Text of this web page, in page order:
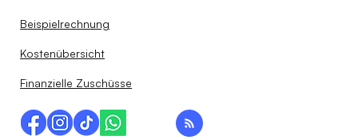
Beispielrechnung
Kostenübersicht
Finanzielle Zuschüsse